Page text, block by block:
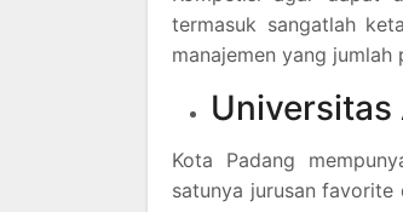
termasuk sangatlah
manajemen yang
Universitas
Kota Padang
satunya jurusan